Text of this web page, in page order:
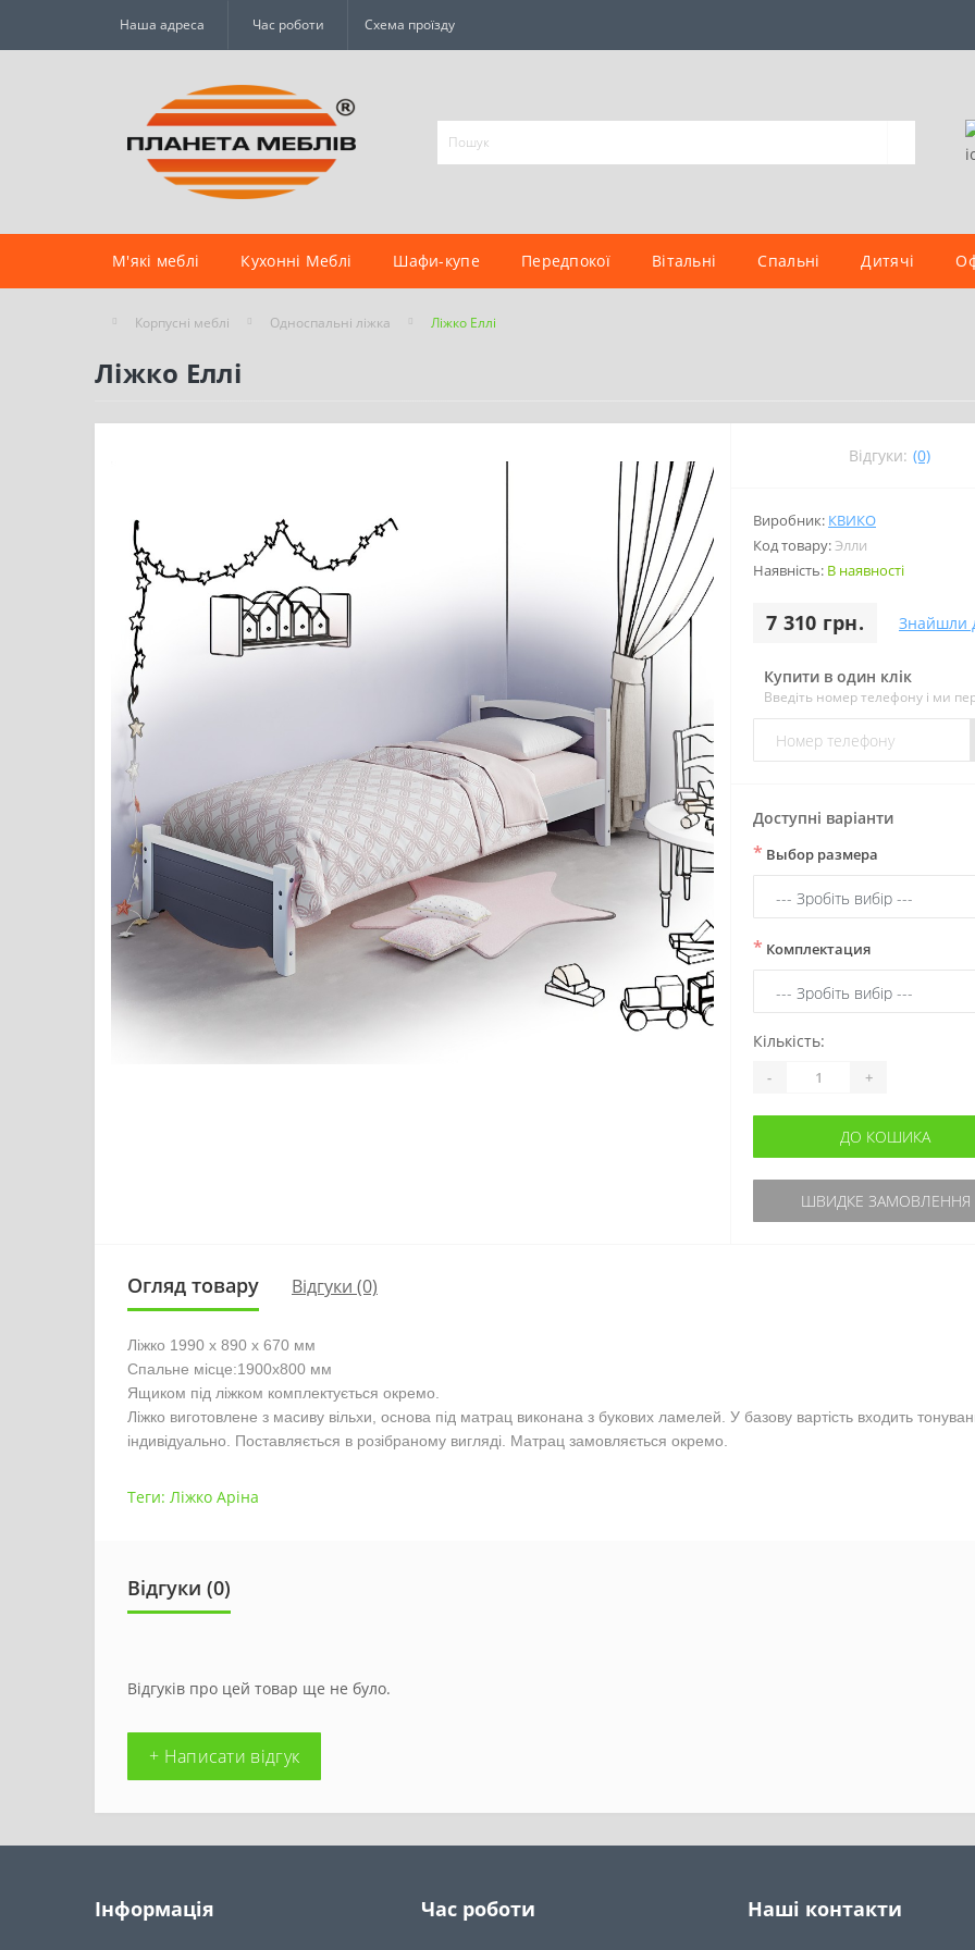
Наша адреса Час роботи Схема проїзду
М'які меблі Кухонні Меблі Шафи-купе Передпокої Вітальні Спальні Дитячі
Корпусні меблі Односпальні ліжка Ліжко Еллі
Ліжко Еллі
Відгуки: (0)
Виробник: КВИКО
Код товару:Элли
Наявність: В наявності
7 310 грн. Знайшли
Купити в один клік
Введіть номер телефону і ми
Доступні варіанти
* Выбор размера
* Комплектация
Кількість:
- +
ДО КОШИКА
ШВИДКЕ ЗАМОВЛЕННЯ
Огляд товару Відгуки (0)
Ліжко 1990 x 890 x 670 мм
Спальне місце:1900х800 мм
Ящиком під ліжком комплектується окремо.
Ліжко виготовлене з масиву вільхи, основа під матрац виконана з букових ламелей. У базову вартість входить
індивідуально. Поставляється в розібраному вигляді. Матрац замовляється окремо.
Теги: Ліжко Аріна
Відгуки (0)
Відгуків про цей товар ще не було.
+ Написати відгук
Інформація Час роботи Наші контакти